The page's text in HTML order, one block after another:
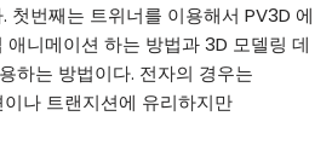
첫번째는 트위너를 이용해서 PV3D 에
니메이션 하는 방법과 3D 모델링 데
하는 방법이다. 전자의 경우는
나 트랜지션에 유리하지만